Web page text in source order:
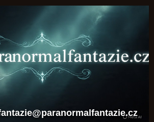
Paranormalfantazie@paranormalfantazie.cz